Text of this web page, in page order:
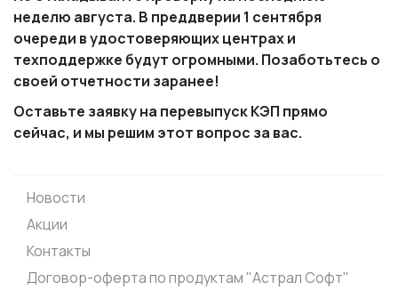
неделю августа. В преддверии 1 сентября
очереди в удостоверяющих центрах и
техподдержке будут огромными. Позаботьтесь о
своей отчетности заранее!
Оставьте заявку на перевыпуск КЭП прямо
сейчас, и мы решим этот вопрос за вас.
Новости
Акции
Контакты
Договор-оферта по продуктам "Астрал Софт"